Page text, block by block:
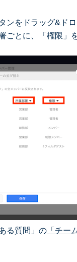
をドラッグ&ド
ごとに、「権限」
る質問」の 「チー